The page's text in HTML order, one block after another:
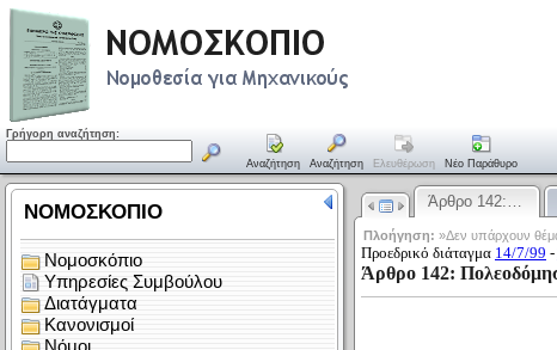
Γρήγορη αναζήτηση:
Αναζήτηση Αναζήτηση Ελευθέρωση Νέο Παράθυρο
Άρθρο 142:…